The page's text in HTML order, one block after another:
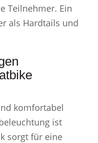
Teilnehmer. Ein
als Hardtails und
komfortabel
ist
sorgt für eine